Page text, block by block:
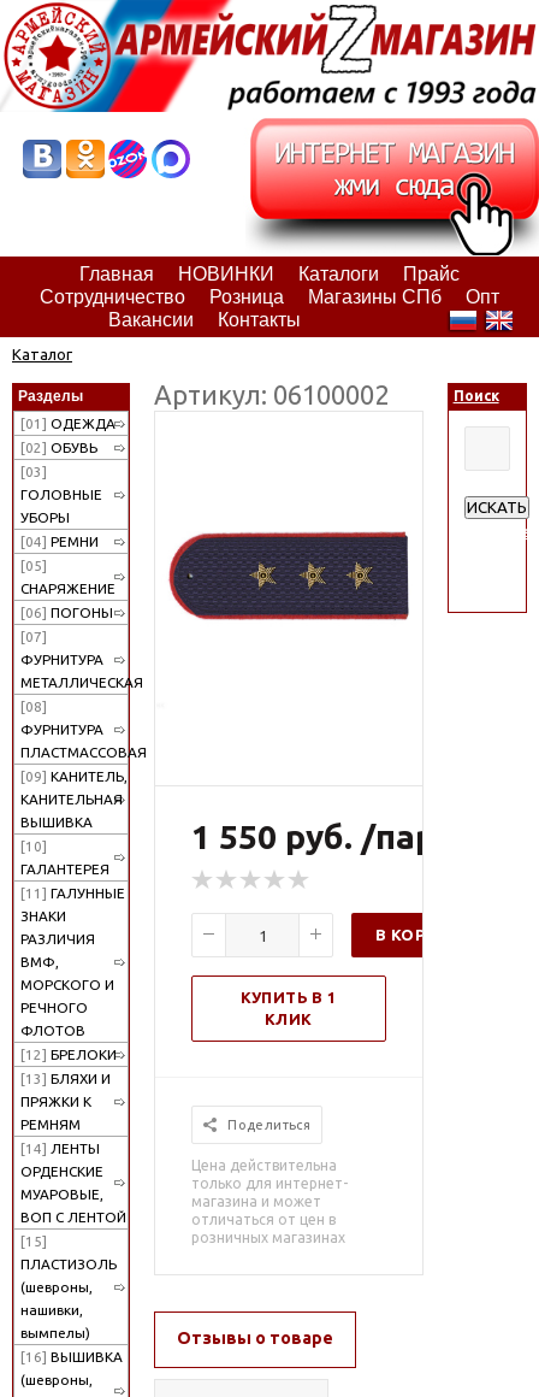
Главная НОВИНКИ Каталоги
Прайс
Сотрудничество
Розница Магазины СПб
Опт
Вакансии
Контакты
Каталог
Разделы
[01] ОДЕЖДА
[02] ОБУВЬ
[03]
ГОЛОВНЫЕ
УБОРЫ
[04] РЕМНИ
[05]
СНАРЯЖЕНИЕ
[06] ПОГОНЫ
[07]
ФУРНИТУРА
МЕТАЛЛИЧЕСКАЯ
[08]
ФУРНИТУРА
ПЛАСТМАССОВАЯ
[09] КАНИТЕЛЬ,
КАНИТЕЛЬНАЯ
ВЫШИВКА
[10]
ГАЛАНТЕРЕЯ
[11] ГАЛУННЫЕ
ЗНАКИ
РАЗЛИЧИЯ
ВМФ,
МОРСКОГО И
РЕЧНОГО
ФЛОТОВ
[12] БРЕЛОКИ
[13] БЛЯХИ И
ПРЯЖКИ К
РЕМНЯМ
[14] ЛЕНТЫ
ОРДЕНСКИЕ
МУАРОВЫЕ,
ВОП С ЛЕНТОЙ
[15]
ПЛАСТИЗОЛЬ
(шевроны,
нашивки,
вымпелы)
[16] ВЫШИВКА
(шевроны,
Артикул: 06100002
1 550 руб. /пар
В КОРЗИНУ
КУПИТЬ В 1
КЛИК
Поделиться
Цена действительна
только для интернет-
магазина и может
отличаться от цен в
розничных магазинах
Отзывы о товаре
Поиск
ИСКАТЬ